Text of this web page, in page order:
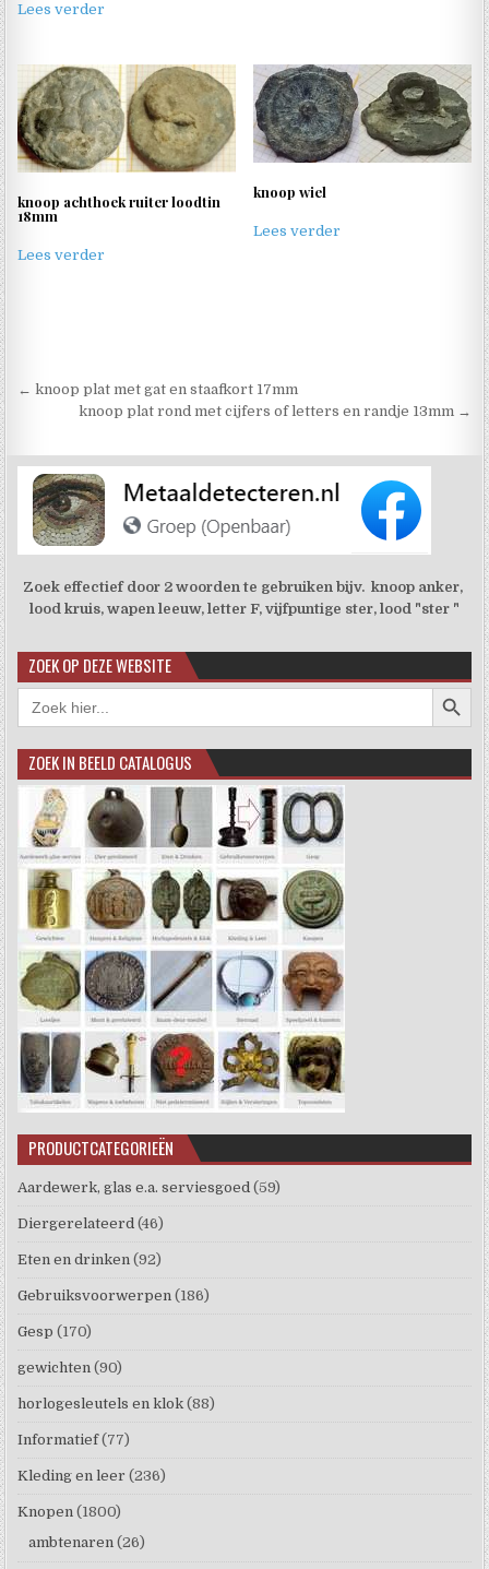
Lees verder
knoop achthoek ruiter loodtin
18mm
Lees verder
knoop wiel
Lees verder
Berichtnavigatie
← knoop plat met gat en staafkort 17mm
knoop plat rond met cijfers of letters en randje 13mm →
Zoek effectief door 2 woorden te gebruiken bijv. knoop anker,
lood kruis, wapen leeuw, letter F, vijfpuntige ster, lood "ster "
ZOEK OP DEZE WEBSITE
Zoek
naar:
ZOEK IN BEELD CATALOGUS
PRODUCTCATEGORIEËN
Aardewerk, glas e.a. serviesgoed (59)
Diergerelateerd (46)
Eten en drinken (92)
Gebruiksvoorwerpen (186)
Gesp (170)
gewichten (90)
horlogesleutels en klok (88)
Informatief (77)
Kleding en leer (236)
Knopen (1800)
ambtenaren (26)